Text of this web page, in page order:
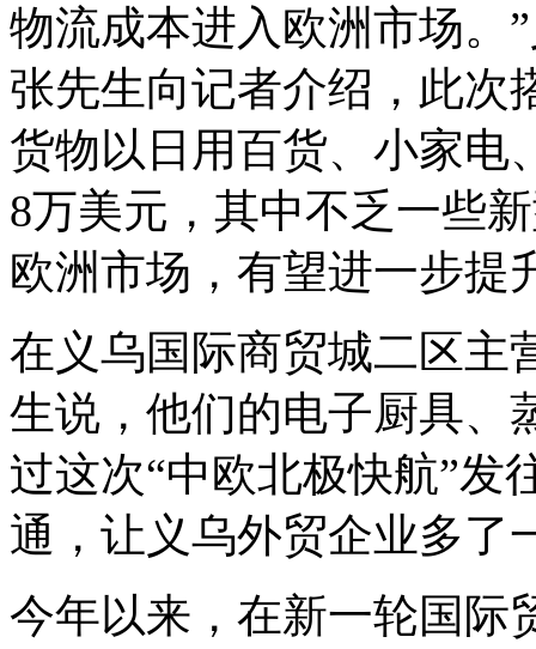
物流成本进入欧洲市场。
张先生向记者介绍，此次
货物以日用百货、小家电
8万美元，其中不乏一些
欧洲市场，有望进一步提
在义乌国际商贸城二区主
生说，他们的电子厨具、
过这次“中欧北极快航”发
通，让义乌外贸企业多了
今年以来，在新一轮国际